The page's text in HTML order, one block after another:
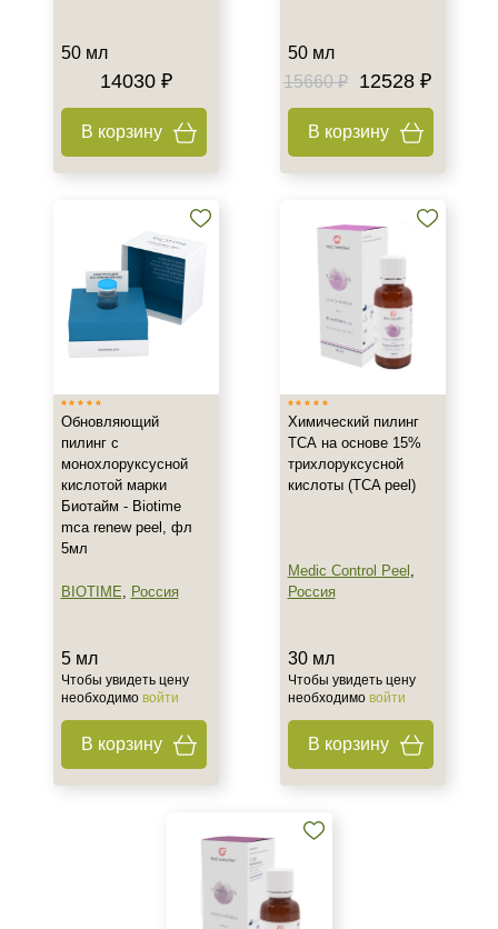
Проблемная
Увядающая
Назначение против
Акне
Результат
Обновление клеток
Сияние
Область применения
Лицо
50 мл
Процедура
Пилинг
50 мл
14030 ₽
В корзину
50 мл
15660 ₽
12528 ₽
В корзину
Обновляющий
пилинг с
монохлоруксусной
кислотой марки
Биотайм - Biotime
mca renew peel, фл
5мл
BIOTIME, Россия
5 мл
Чтобы увидеть цену
необходимо войти
В корзину
Химический пилинг
ТСА на основе 15%
трихлоруксусной
кислоты (TCA peel)
Medic Control Peel ,
Россия
30 мл
Чтобы увидеть цену
необходимо войти
В корзину